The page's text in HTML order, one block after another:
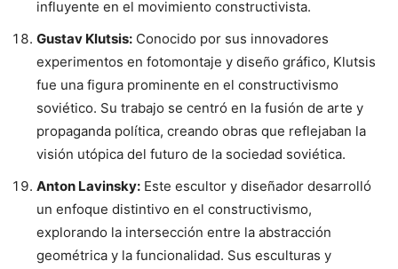
influyente en el movimiento constructivista.
Gustav Klutsis: Conocido por sus innovadores
experimentos en fotomontaje y diseño gráfico, Klutsis
fue una figura prominente en el constructivismo
soviético. Su trabajo se centró en la fusión de arte y
propaganda política, creando obras que reflejaban la
visión utópica del futuro de la sociedad soviética.
Anton Lavinsky: Este escultor y diseñador desarrolló
un enfoque distintivo en el constructivismo,
explorando la intersección entre la abstracción
geométrica y la funcionalidad. Sus esculturas y